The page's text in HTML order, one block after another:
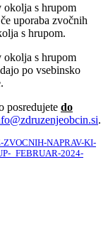
okolja s hrupom
uporaba zvočnih
s hrupom.
okolja s hrupom
po vsebinsko
posredujete do
.
ZVOCNIH-NAPRAV-KI-
_FEBRUAR-2024-